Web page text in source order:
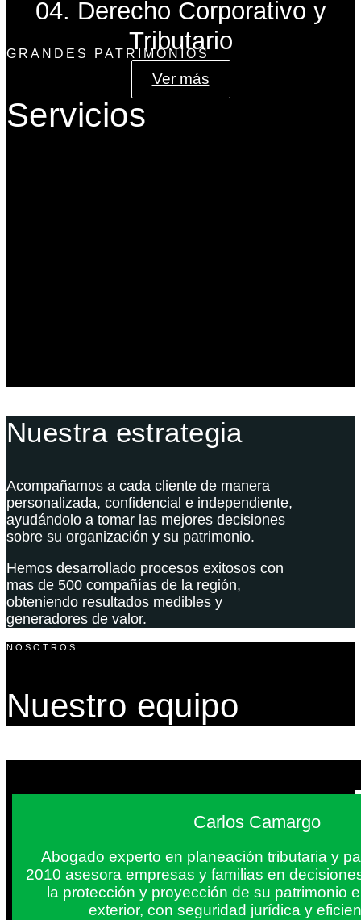
04. Derecho Corporativo y
Tributario
Ver más
GRANDES PATRIMONIOS
Servicios
Nuestra estrategia
Acompañamos a cada cliente de manera
personalizada, confidencial e independiente,
ayudándolo a tomar las mejores decisiones
sobre su organización y su patrimonio.
Hemos desarrollado procesos exitosos con
mas de 500 compañías de la región,
obteniendo resultados medibles y
generadores de valor.
NOSOTROS
Nuestro equipo
Carlos Camargo
Abogado experto en planeación tributaria y
2010 asesora empresas y familias en
la protección y proyección de su patrimonio
exterior, con seguridad jurídica y